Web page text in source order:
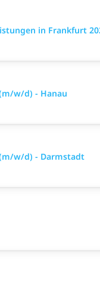
in Frankfurt
w/d) - Hanau
w/d) - Darmstadt